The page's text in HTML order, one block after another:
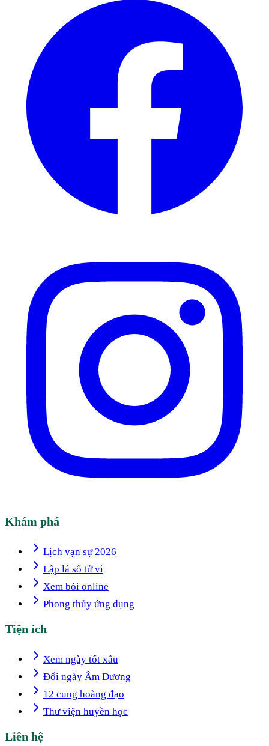
Khám phá
Lịch vạn sự 2026
Lập lá số tử vi
Xem bói online
Phong thủy ứng dụng
Tiện ích
Xem ngày tốt xấu
Đổi ngày Âm Dương
12 cung hoàng đạo
Thư viện huyền học
Liên hệ